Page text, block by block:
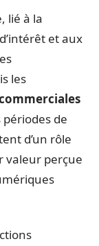
lié à la
et aux
les
de
d’un rôle
valeur perçue